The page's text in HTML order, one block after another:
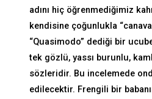
adını hiç öğrenmediğimiz
kendisine çoğunlukla
“Quasimodo” dediği bir
tek gözlü, yassı burunlu,
sözleridir. Bu incelemede
edilecektir. Frengili bir